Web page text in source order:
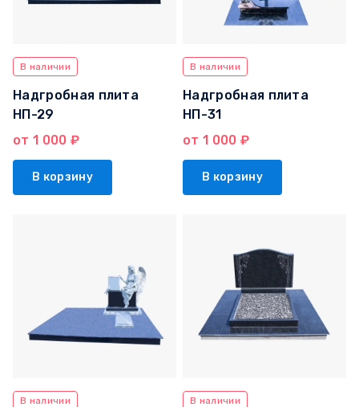
В наличии
Надгробная плита
НП-29
от 1 000 ₽
В корзину
В наличии
Надгробная плита
НП-31
от 1 000 ₽
В корзину
В наличии В наличии